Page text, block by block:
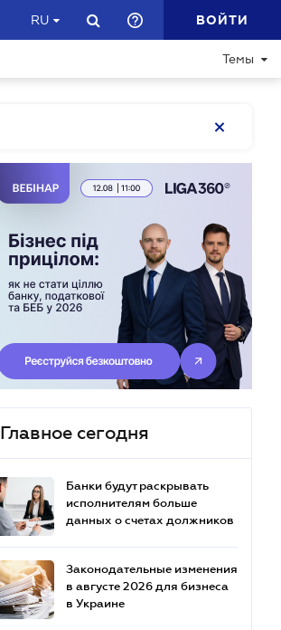
RU ВОЙТИ
Темы
Главное сегодня
Банки будут раскрывать
исполнителям больше
данных о счетах должников
Законодательные изменения
в августе 2026 для бизнеса
в Украине